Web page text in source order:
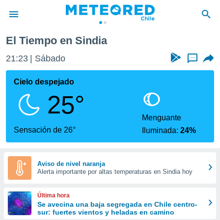
de
por
se
calidad.
a este
las
y
forma
digital
basada
El Tiempo en Sindia
21:23 Sábado ...
Cielo despejado
25°
Sensación de 26°
Menguante
Iluminada:24%
Aviso de nivel naranja
Alerta importante por altas temperaturas en Sindia hoy
Última hora
Se avecina una baja segregada en Chile centro-
sur: fuertes vientos y heladas en camino